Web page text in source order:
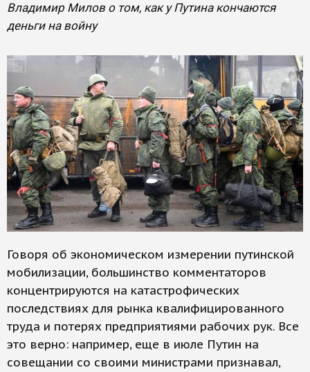
Владимир Милов о том, как у Путина кончаются
деньги на войну
Говоря об экономическом измерении путинской
мобилизации, большинство комментаторов
концентрируются на катастрофических
последствиях для рынка квалифицированного
труда и потерях предприятиями рабочих рук. Все
это верно: например, еще в июле Путин на
совещании со своими министрами признавал,